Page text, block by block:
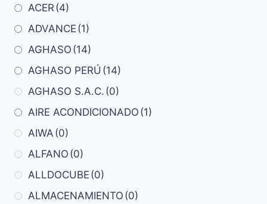
ACER(4)
ADVANCE (1)
AGHASO (14)
AGHASO PERÚ (14)
AGHASO S.A.C. (0)
AIRE ACONDICIONADO (1)
AIWA (0)
ALFANO (0)
ALLDOCUBE (0)
ALMACENAMIENTO (0)